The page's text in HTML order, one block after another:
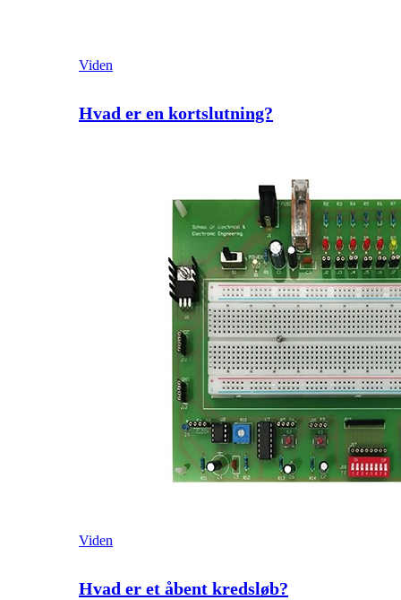
Viden
Hvad er en kortslutning?
Viden
Hvad er et åbent kredsløb?